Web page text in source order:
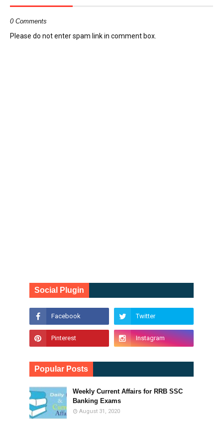
0 Comments
Please do not enter spam link in comment box.
Social Plugin
Popular Posts
Weekly Current Affairs for RRB SSC
Banking Exams
August 31, 2020